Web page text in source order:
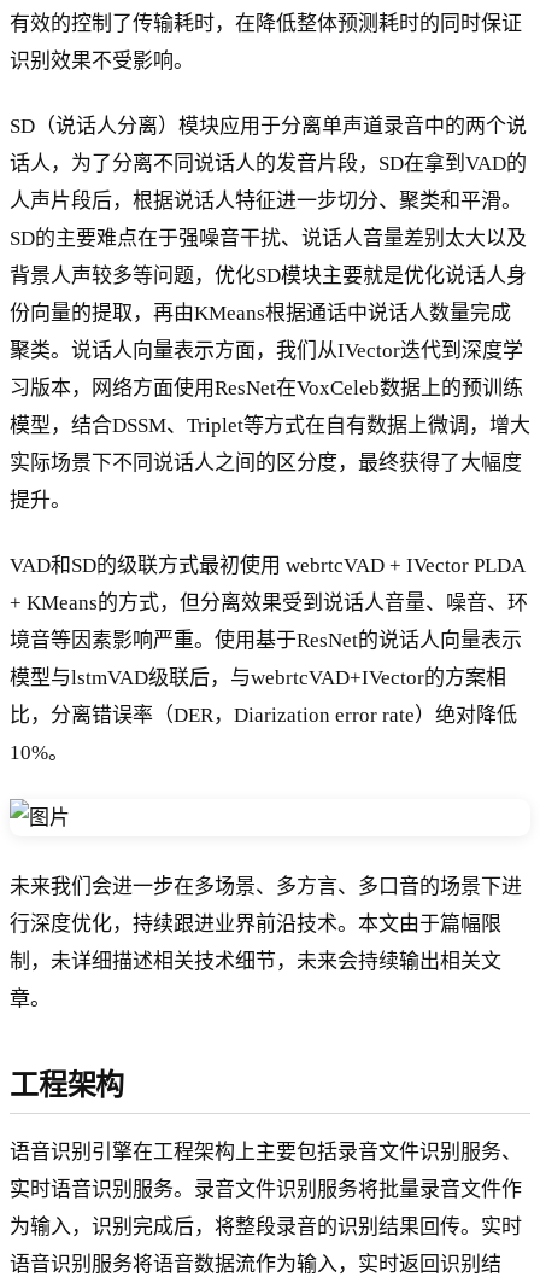
有效的控制了传输耗时，在降低整体预测耗时的同时保证
识别效果不受影响。
SD（说话人分离）模块应用于分离单声道录音中的两个说
话人，为了分离不同说话人的发音片段，SD在拿到VAD的
人声片段后，根据说话人特征进一步切分、聚类和平滑。
SD的主要难点在于强噪音干扰、说话人音量差别太大以及
背景人声较多等问题，优化SD模块主要就是优化说话人身
份向量的提取，再由KMeans根据通话中说话人数量完成
聚类。说话人向量表示方面，我们从IVector迭代到深度学
习版本，网络方面使用ResNet在VoxCeleb数据上的预训练
模型，结合DSSM、Triplet等方式在自有数据上微调，增大
实际场景下不同说话人之间的区分度，最终获得了大幅度
提升。
VAD和SD的级联方式最初使用 webrtcVAD + IVector PLDA
+ KMeans的方式，但分离效果受到说话人音量、噪音、环
境音等因素影响严重。使用基于ResNet的说话人向量表示
模型与lstmVAD级联后，与webrtcVAD+IVector的方案相
比，分离错误率（DER，Diarization error rate）绝对降低
10%。
未来我们会进一步在多场景、多方言、多口音的场景下进
行深度优化，持续跟进业界前沿技术。本文由于篇幅限
制，未详细描述相关技术细节，未来会持续输出相关文
章。
工程架构
语音识别引擎在工程架构上主要包括录音文件识别服务、
实时语音识别服务。录音文件识别服务将批量录音文件作
为输入，识别完成后，将整段录音的识别结果回传。实时
语音识别服务将语音数据流作为输入，实时返回识别结